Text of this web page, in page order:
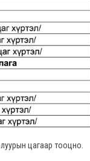
цагаар тооцно.